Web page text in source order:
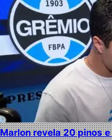
Marlon revela 20 pinos